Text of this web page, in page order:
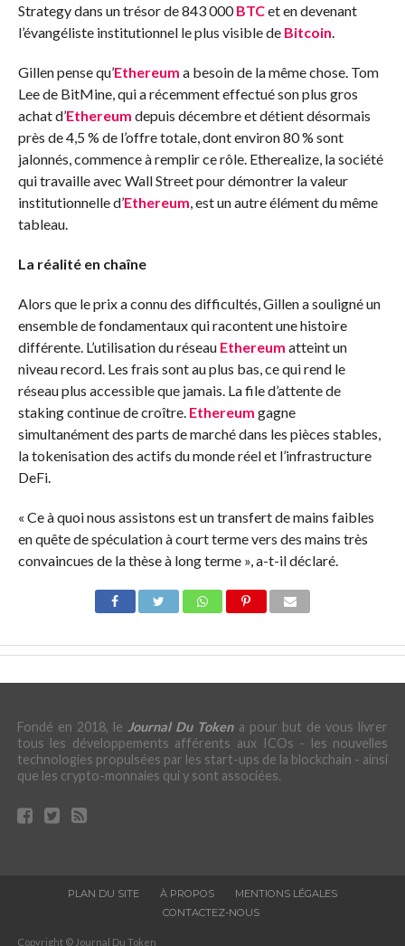
Strategy dans un trésor de 843 000BTCet en devenant
l’évangéliste institutionnel le plus visible de Bitcoin.
Gillen pense qu’Ethereum a besoin de la même chose. Tom
Lee de BitMine, qui a récemment effectué son plus gros
achat d’Ethereum depuis décembre et détient désormais
près de 4,5 % de l’offre totale, dont environ 80 % sont
jalonnés, commence à remplir ce rôle. Etherealize, la société
qui travaille avec Wall Street pour démontrer la valeur
institutionnelle d’Ethereum, est un autre élément du même
tableau.
La réalité en chaîne
Alors que le prix a connu des difficultés, Gillen a souligné un
ensemble de fondamentaux qui racontent une histoire
différente. L’utilisation du réseau Ethereum atteint un
niveau record. Les frais sont au plus bas, ce qui rend le
réseau plus accessible que jamais. La file d’attente de
staking continue de croître. Ethereum gagne
simultanément des parts de marché dans les pièces stables,
la tokenisation des actifs du monde réel et l’infrastructure
DeFi.
« Ce à quoi nous assistons est un transfert de mains faibles
en quête de spéculation à court terme vers des mains très
convaincues de la thèse à long terme », a-t-il déclaré.
Fondé en 2018, le Journal Du Tokena pour but de vous livrer
tous les développements afférents aux ICOs - les nouvelles
technologies propulsées par les start-ups de la blockchain - ainsi
que les crypto-monnaies qui y sont associées.
PLAN DU SITE À PROPOS
MENTIONS LÉGALES
CONTACTEZ-NOUS
Copyright © Journal Du Token